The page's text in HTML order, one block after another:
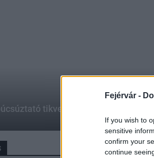
Fejérvár -
If you wish to
sensitive
confirm your
continue
tikverőzésre készülnek a